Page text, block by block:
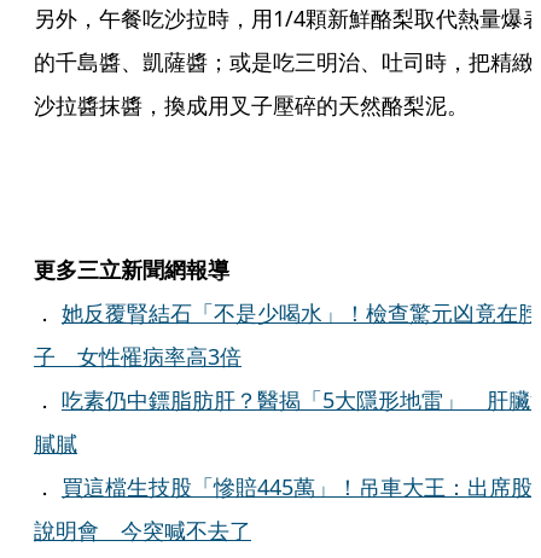
另外，午餐吃沙拉時，用1/4顆新鮮酪梨取代熱量爆
的千島醬、凱薩醬；或是吃三明治、吐司時，把精緻
沙拉醬抹醬，換成用叉子壓碎的天然酪梨泥。
更多三立新聞網報導
． 她反覆腎結石「不是少喝水」！檢查驚元凶竟在脖
子 女性罹病率高3倍
． 吃素仍中鏢脂肪肝？醫揭「5大隱形地雷」 肝臟
膩膩
． 買這檔生技股「慘賠445萬」！吊車大王：出席股
說明會 今突喊不去了